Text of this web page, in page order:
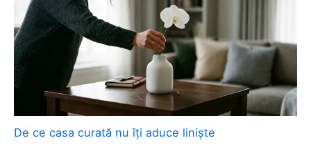
De ce casa curată nu îți aduce liniște